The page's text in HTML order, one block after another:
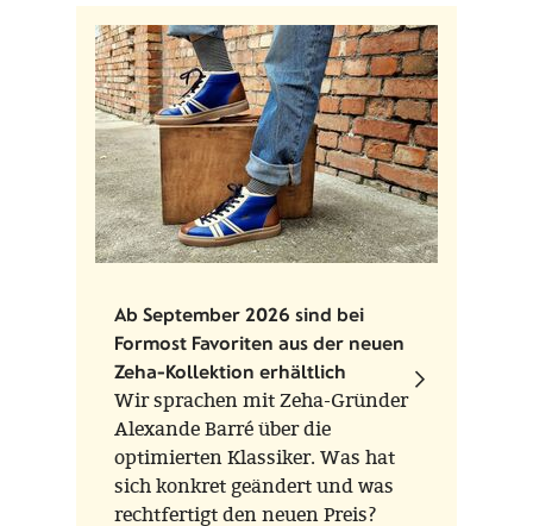
Ab September 2026 sind bei
Formost Favoriten aus der neuen
Zeha-Kollektion erhältlich
Wir sprachen mit Zeha-Gründer
Alexande Barré über die
optimierten Klassiker. Was hat
sich konkret geändert und was
rechtfertigt den neuen Preis?